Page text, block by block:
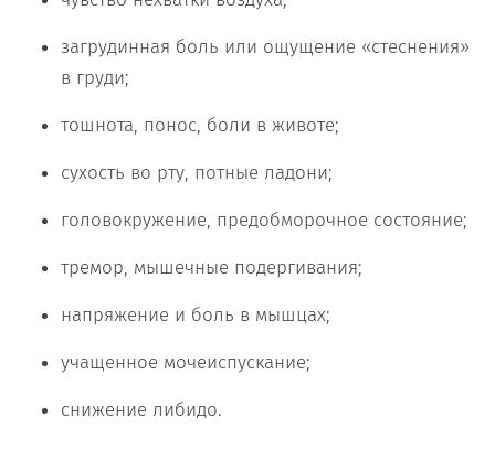
загрудинная боль или ощущение «стеснения»
в груди;
тошнота, понос, боли в животе;
сухость во рту, потные ладони;
головокружение, предобморочное состояние;
тремор, мышечные подергивания;
напряжение и боль в мышцах;
учащенное мочеиспускание;
снижение либидо.